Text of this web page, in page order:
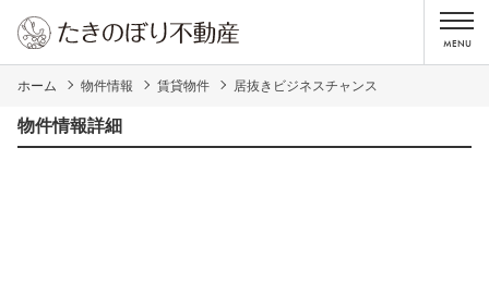
ホーム 物件情報 賃貸物件 居抜きビジネスチャンス
物件情報詳細